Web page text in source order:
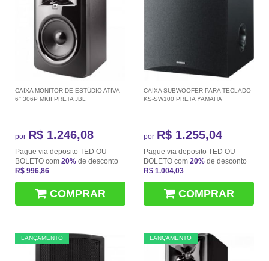
CAIXA MONITOR DE ESTÚDIO ATIVA
6'' 306P MKII PRETA JBL
por R$ 1.246,08
Pague via deposito TED OU
BOLETO com 20% de desconto
R$ 996,86
COMPRAR
CAIXA SUBWOOFER PARA TECLADO
KS-SW100 PRETA YAMAHA
por R$ 1.255,04
Pague via deposito TED OU
BOLETO com 20% de desconto
R$ 1.004,03
COMPRAR
LANÇAMENTO LANÇAMENTO